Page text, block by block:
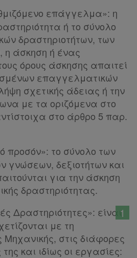
]
[-]
]
επάγγελμα»: η
ή το σύνολο
δραστηριοτήτων, των
η άσκηση ή ένας
όρους άσκησης απαιτεί
επαγγελματικών
σχετικής άδειας ή την
με τα οριζόμενα στο
στο άρθρο 5 παρ.
προσόν»: το σύνολο των
γνώσεων, δεξιοτήτων και
για την άσκηση
δραστηριότητας.
1
Δραστηριότητες»: είναι
με τη
Μηχανικής, στις διάφορες
και ιδίως οι εργασίες: